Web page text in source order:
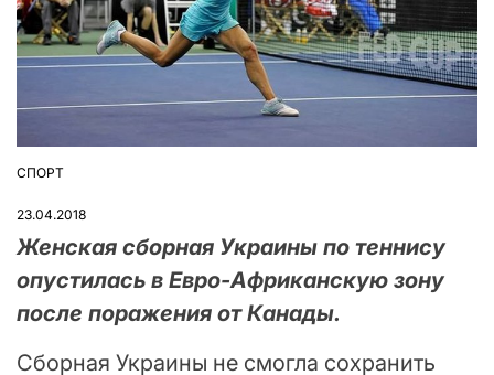
ОПУБЛІКУВАТИ
СПОРТ
23.04.2018
Женская сборная Украины по теннису
опустилась в Евро-Африканскую зону
после поражения от Канады.
Сборная Украины не смогла сохранить